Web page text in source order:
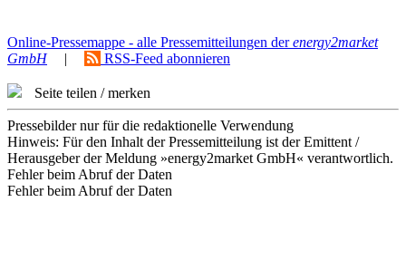
Online-Pressemappe - alle Pressemitteilungen derenergy2market
GmbH
| RSS-Feed abonnieren
Seite teilen / merken
Pressebilder nur für die redaktionelle Verwendung
Hinweis: Für den Inhalt der Pressemitteilung ist der Emittent /
Herausgeber der Meldung »energy2market GmbH« verantwortlich.
Fehler beim Abruf der Daten
Fehler beim Abruf der Daten